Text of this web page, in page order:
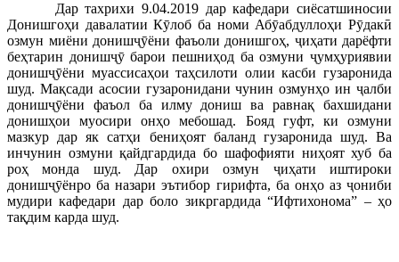
Дар тахрихи 9.04.2019 дар кафедари сиёсатшиносии
Донишгоҳи давалатии Кӯлоб ба номи Абӯабдуллоҳи Рӯдакӣ
озмун миёни донишҷӯёни фаъоли донишгоҳ, ҷиҳати дарёфти
беҳтарин донишҷӯ барои пешниҳод ба озмуни ҷумҳуриявии
донишҷӯёни муассисаҳои таҳсилоти олии касби гузаронида
шуд. Мақсади асосии гузаронидани чунин озмунҳо ин ҷалби
донишҷӯёни фаъол ба илму дониш ва равнақ бахшидани
донишҳои муосири онҳо мебошад. Бояд гуфт, ки озмуни
мазкур дар як сатҳи бениҳоят баланд гузаронида шуд. Ва
инчунин озмуни қайдгардида бо шафофияти ниҳоят хуб ба
роҳ монда шуд. Дар охири озмун ҷиҳати иштироки
донишҷӯёнро ба назари эътибор гирифта, ба онҳо аз ҷониби
мудири кафедари дар боло зикргардида “Ифтихонома” – ҳо
тақдим карда шуд.